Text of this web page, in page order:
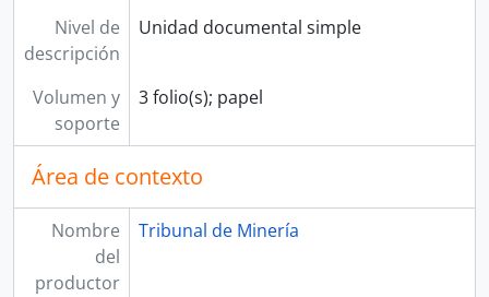
[Unidad de instalación] CAJA 21
[Unidad de instalación] CAJA 22
[Unidad de instalación] CAJA 24
[Unidad de instalación] CAJA 26
[Sección] GOBIERNO
[Sección] JUDICIAL
[Sección] REPÚBLICA
[Fondo] CORTE SUPERIOR DE JUSTICIA
[Fondo] MINISTERIO DE GOBIERNO Y POLICÍA
Nivel de
descripción
Unidad documental simple
Volumen y
soporte
3 folio(s); papel
Área de contexto
Nombre
del
productor
Tribunal de Minería